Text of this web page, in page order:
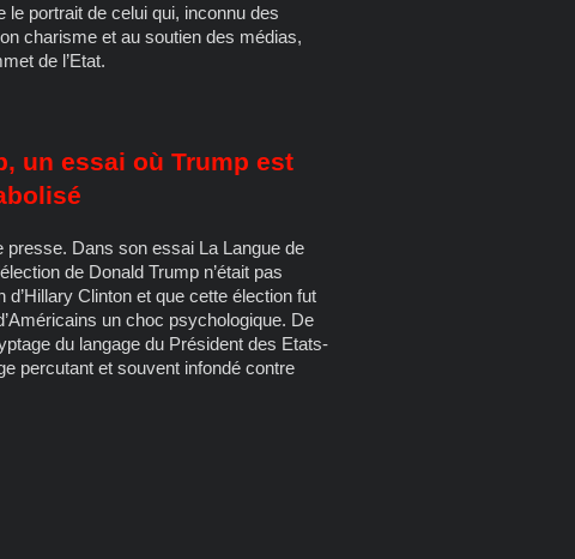
portrait de celui qui, inconnu des
charisme et au soutien des médias,
de l’Etat.
un essai où Trump est
Dans son essai La Langue de
de Donald Trump n’était pas
d’Hillary Clinton et que cette élection fut
un choc psychologique. De
du langage du Président des Etats-
percutant et souvent infondé contre